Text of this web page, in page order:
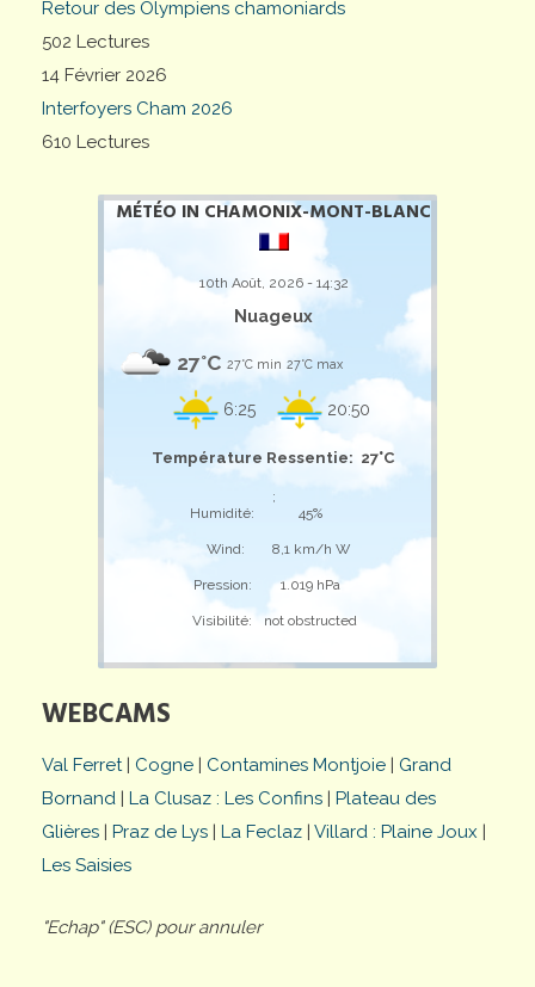
Retour des Olympiens chamoniards
502 Lectures
14 Février 2026
Interfoyers Cham 2026
610 Lectures
MÉTÉO IN CHAMONIX-MONT-BLANC
10th Août, 2026 - 14:32
Nuageux
27°C 27°C min 27°C max
6:25 20:50
Température Ressentie: 27°C
;
Humidité:
45%
Wind: 8,1 km/h W
Pression: 1.019 hPa
Visibilité: not obstructed
WEBCAMS
Val Ferret| Cogne | Contamines Montjoie | Grand
Bornand | La Clusaz : Les Confins | Plateau des
Glières | Praz de Lys | La Feclaz | Villard : Plaine Joux |
Les Saisies
"Echap" (ESC) pour annuler